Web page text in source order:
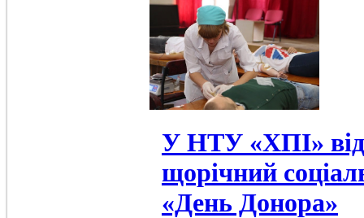
У НТУ «ХПІ»
щорічний
«День Донора»